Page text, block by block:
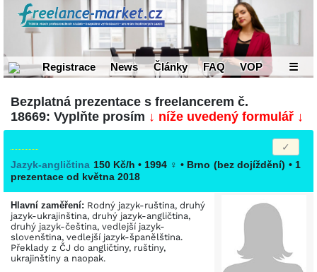
Registrace News Články FAQ VOP ☰
Bezplatná prezentace s freelancerem č.
18669: Vyplňte prosím ↓ níže uvedený formulář ↓
Jazyk-angličtina 150 Kč/h • 1994 ♀ • Brno (bez dojíždění) • 1
prezentace od května 2018
Hlavní zaměření: Rodný jazyk-ruština, druhý
jazyk-ukrajinština, druhý jazyk-angličtina,
druhý jazyk-čeština, vedlejší jazyk-
slovenština, vedlejší jazyk-španělština.
Překlady z ČJ do angličtiny, ruštiny,
ukrajinštiny a naopak.